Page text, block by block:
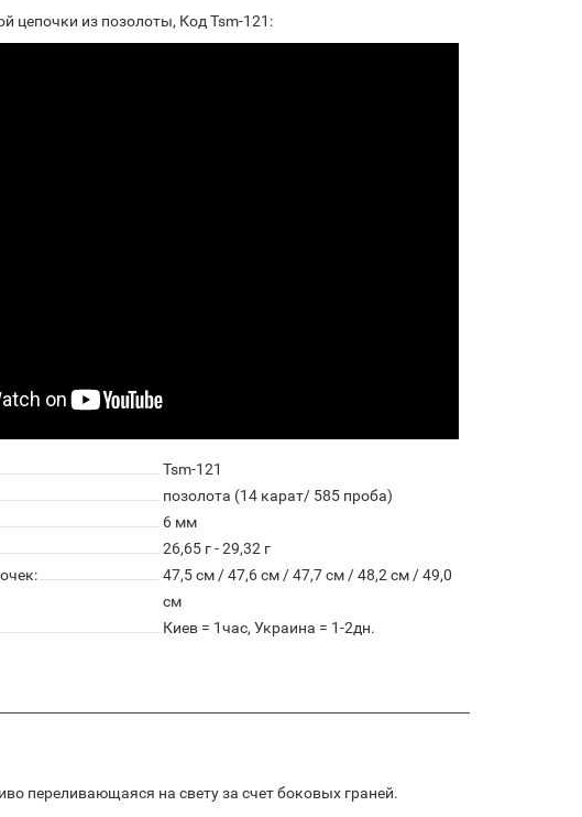
цепочки из позолоты, Код Tsm-121:
Tsm-121
позолота (14 карат/ 585 проба)
6 мм
26,65 г - 29,32 г
47,5 см / 47,6 см / 47,7 см / 48,2 см / 49,0
см
Киев = 1час, Украина = 1-2дн.
переливающаяся на свету за счет боковых граней.